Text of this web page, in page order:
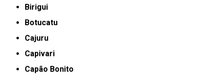
Birigui
Botucatu
Cajuru
Capivari
Capão Bonito